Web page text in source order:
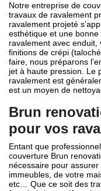
Notre entreprise de
travaux de ravalement
ravalement projeté
esthétique et une
ravalement avec
finitions de crépi
faire, nous préparons
jet à haute pression. Le
ravalement est
est un moyen de
Brun
pour vos
Entant que
couverture Brun
nécessaire pour
immeubles, de votre
etc… Que ce soit des